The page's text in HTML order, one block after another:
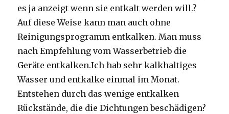
es ja anzeigt wenn sie entkalt werden will.?
Auf diese Weise kann man auch ohne
Reinigungsprogramm entkalken. Man muss
nach Empfehlung vom Wasserbetrieb die
Geräte entkalken.Ich hab sehr kalkhaltiges
Wasser und entkalke einmal im Monat.
Entstehen durch das wenige entkalken
Rückstände, die die Dichtungen beschädigen?